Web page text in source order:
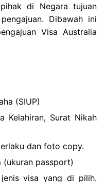
di Negara tujuan
Dibawah ini
Visa Australia
(SIUP)
Kelahiran, Surat Nikah
dan foto copy.
passport)
visa yang di pilih.